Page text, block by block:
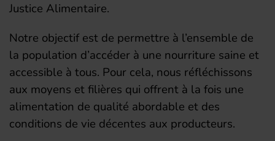
Justice Alimentaire.
Notre objectif est de permettre à l’ensemble de
la population d’accéder à une nourriture saine et
accessible à tous. Pour cela, nous réfléchissons
aux moyens et filières qui offrent à la fois une
alimentation de qualité abordable et des
conditions de vie décentes aux producteurs.